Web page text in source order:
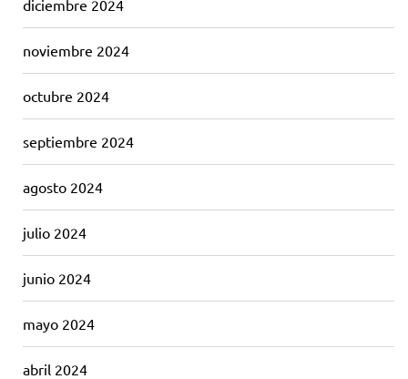
diciembre 2024
noviembre 2024
octubre 2024
septiembre 2024
agosto 2024
julio 2024
junio 2024
mayo 2024
abril 2024